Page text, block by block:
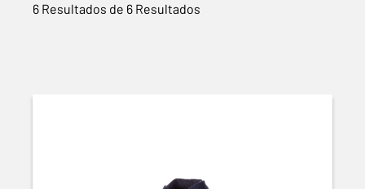
6 Resultados de 6 Resultados